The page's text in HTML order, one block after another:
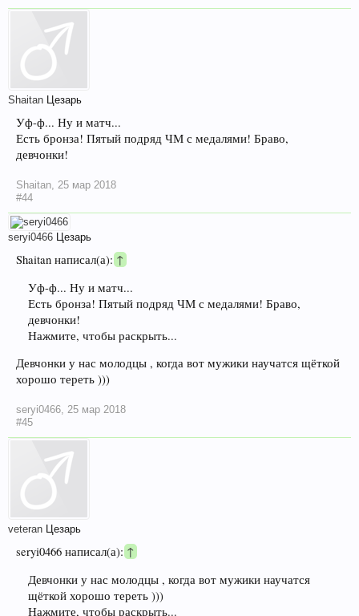
Shaitan Цезарь
Уф-ф... Ну и матч...
Есть бронза! Пятый подряд ЧМ с медалями! Браво,
девчонки!
Shaitan 25 мар 2018
#44
seryi0466 Цезарь
Shaitan написал(а):↑
Уф-ф... Ну и матч...
Есть бронза! Пятый подряд ЧМ с медалями! Браво,
девчонки!
Нажмите, чтобы раскрыть...
Девчонки у нас молодцы , когда вот мужики научатся щёткой
хорошо тереть )))
seryi0466, 25 мар 2018
#45
veteran Цезарь
seryi0466 написал(а): ↑
Девчонки у нас молодцы , когда вот мужики научатся
щёткой хорошо тереть )))
Нажмите, чтобы раскрыть...